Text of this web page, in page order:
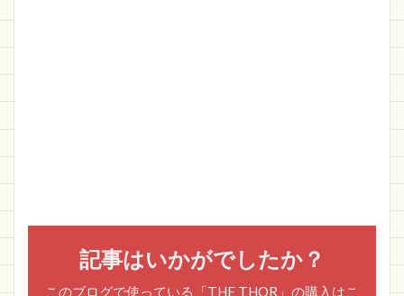
記事はいかがでしたか？
このブログで使っている「THE THOR」の購入はこ